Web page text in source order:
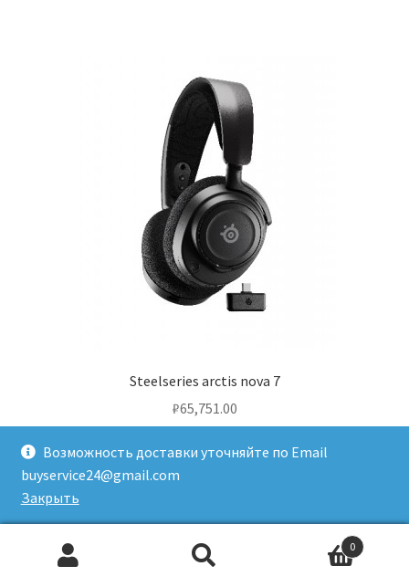
Возможность доставки уточняйте по Email
buyservice24@gmail.com
Закрыть
Steelseries arctis nova 7
₽65,751.00
В корзину
0